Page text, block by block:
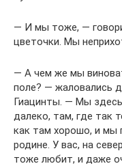
— И мы тоже, —
цветочки. Мы
— А чем же мы
поле? — жаловались
Гиацинты. — Мы
далеко, там, где так
как там хорошо, и мы
родине. У вас, на
тоже любит, и даже